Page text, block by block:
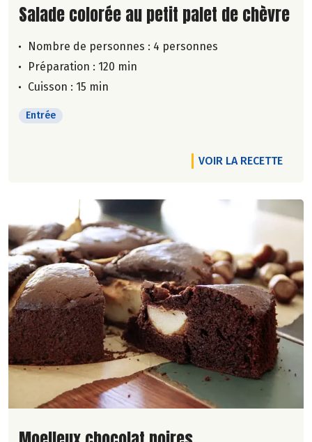
Lire la suite de la recette
Salade colorée au petit palet de chèvre
Nombre de personnes : 4 personnes
Préparation : 120 min
Cuisson : 15 min
Entrée
VOIR LA RECETTE